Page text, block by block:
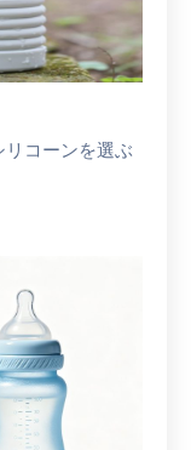
コーンを選ぶ